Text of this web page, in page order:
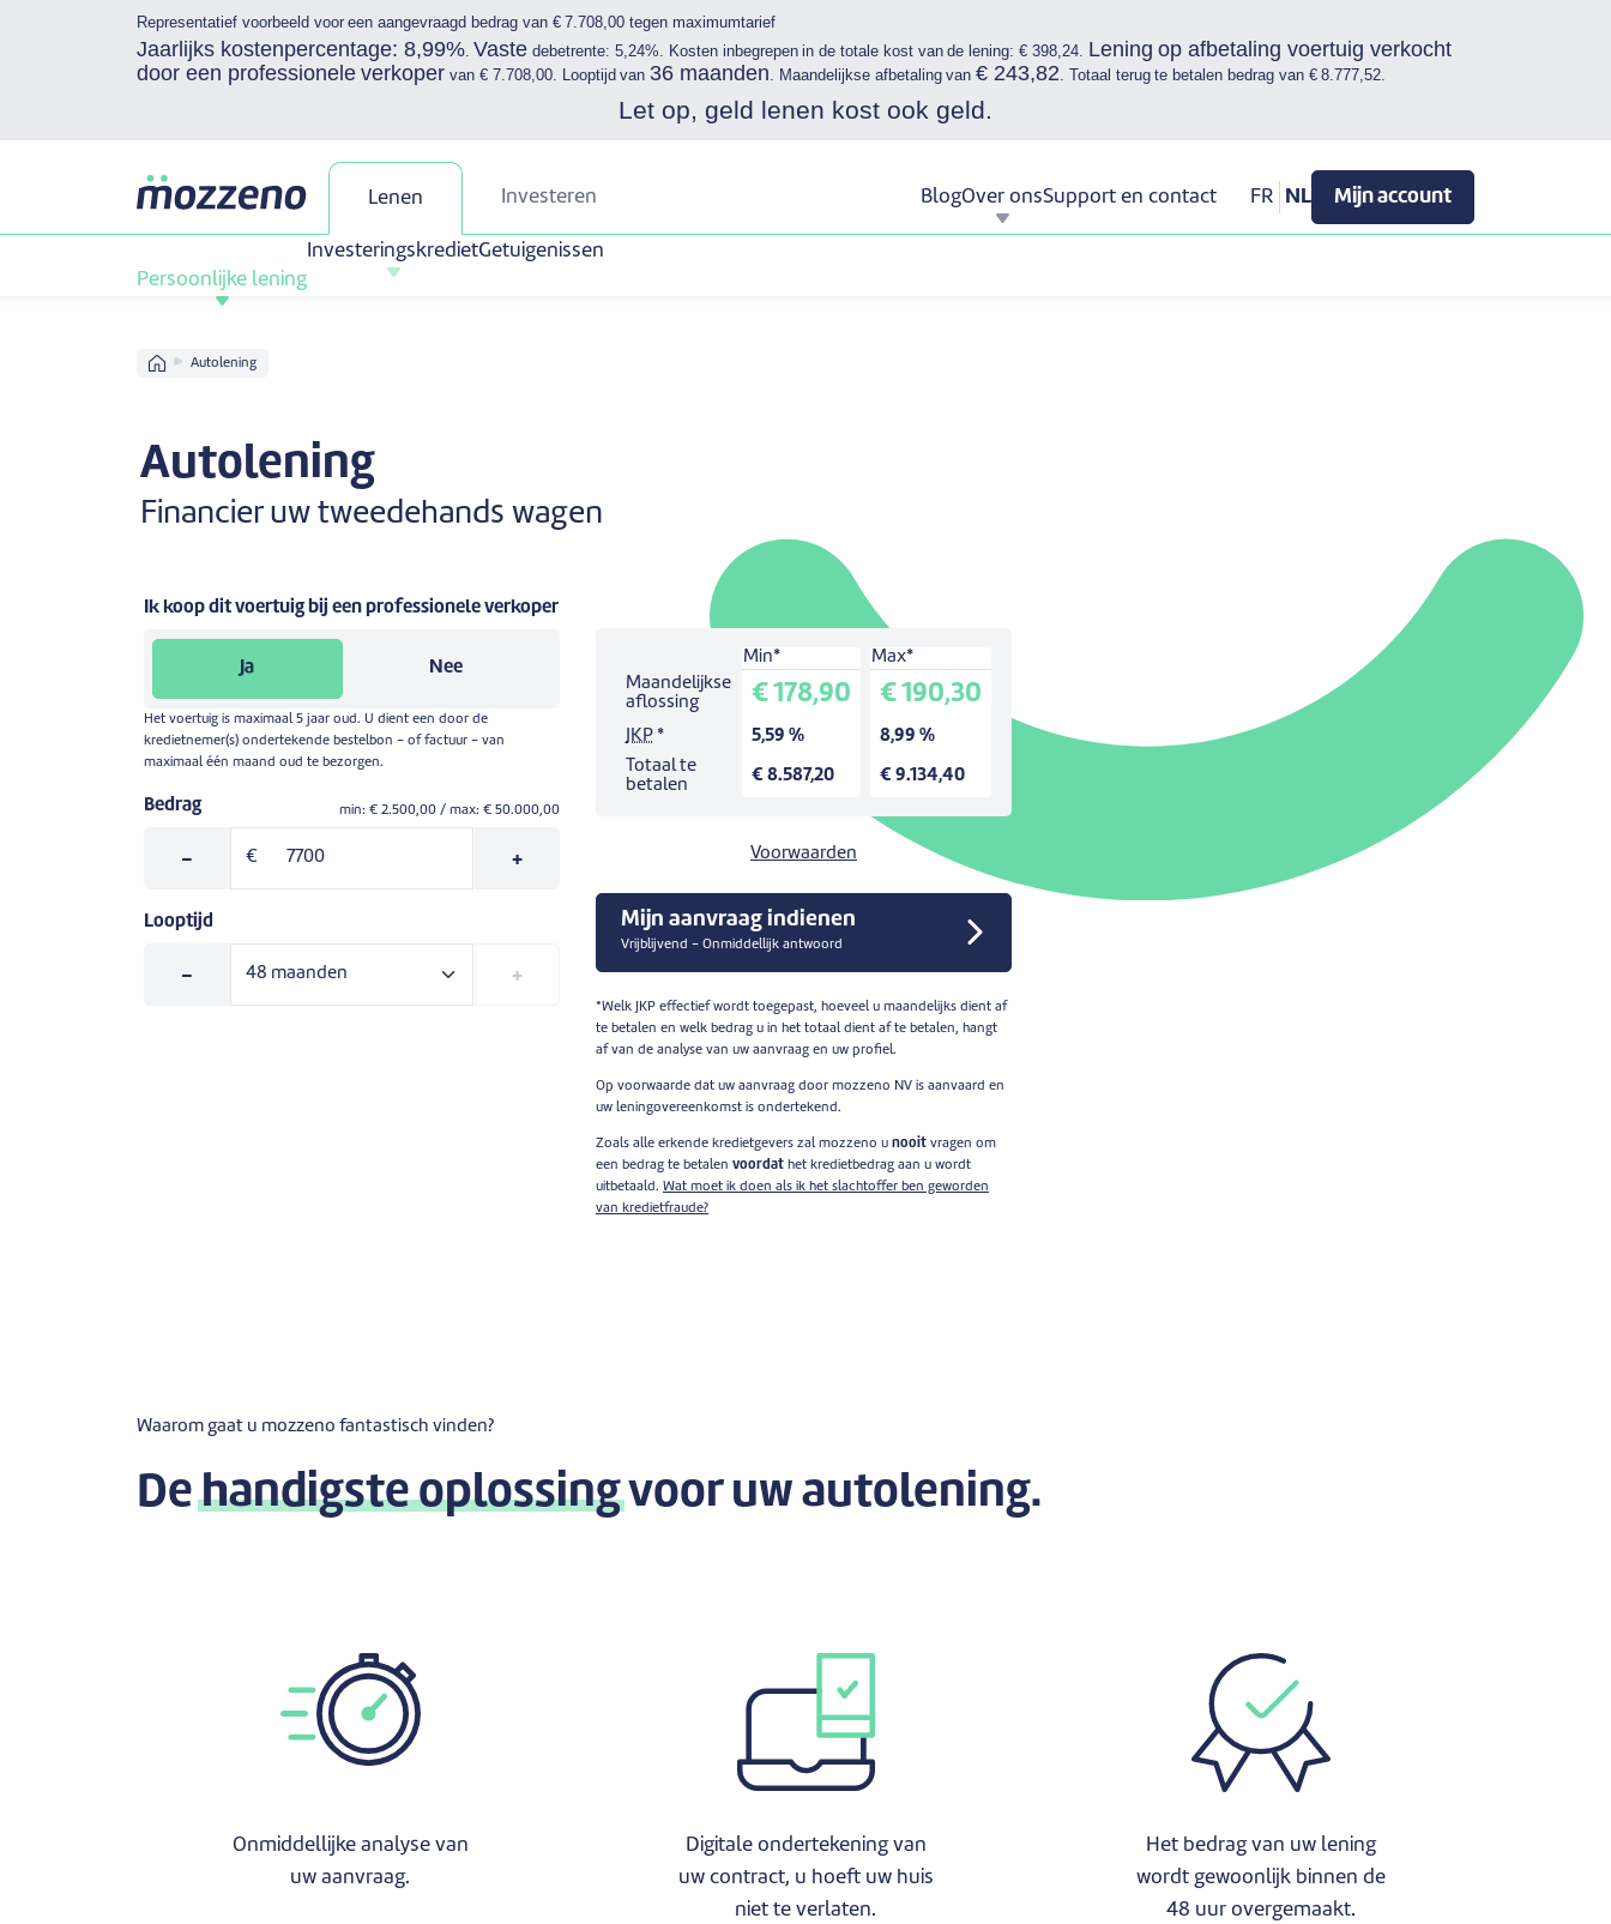
Representatief voorbeeld voor een aangevraagd bedrag van € 7.708,00 tegen maximumtarief
Jaarlijks kostenpercentage: 8,99%. Vaste debetrente: 5,24%. Kosten inbegrepen in de totale kost van de lening: € 398,24. Lening op afbetaling voertuig verkocht
door een professionele verkoper van € 7.708,00. Looptijd van 36 maanden . Maandelijkse afbetaling van€ 243,82 . Totaal terug te betalen bedrag van € 8.777,52.
Let op, geld lenen kost ook geld.
Lenen
Persoonlijke lening
InvesteringskredietGetuigenissen
Investeren BlogOver onsSupport en contact FR NL Mijn account
Home Autolening
Autolening
Financier uw tweedehands wagen
Ik koop dit voertuig bij een professionele verkoper
Ja Nee
Het voertuig is maximaal 5 jaar oud. U dient een door de
kredietnemer(s) ondertekende bestelbon - of factuur - van
maximaal één maand oud te bezorgen.
Bedrag min: € 2.500,00 / max: € 50.000,00
- € +
Looptijd
- +
Simulatie voor een lening van:
Looptijd:48 maanden.
Min*
Max*
Maandelijkse
aflossing
€ 178,90 € 190,30
JKP * 5,59 %
8,99 %
Totaal te
betalen
€ 8.587,20 € 9.134,40
Voorwaarden
Mijn aanvraag indienen
Vrijblijvend - Onmiddellijk antwoord
*Welk JKP effectief wordt toegepast, hoeveel u maandelijks dient af
te betalen en welk bedrag u in het totaal dient af te betalen, hangt
af van de analyse van uw aanvraag en uw profiel.
Op voorwaarde dat uw aanvraag door mozzeno NV is aanvaard en
uw leningovereenkomst is ondertekend.
Zoals alle erkende kredietgevers zal mozzeno u nooit vragen om
een bedrag te betalen voordat het kredietbedrag aan u wordt
uitbetaald. Wat moet ik doen als ik het slachtoffer ben geworden
van kredietfraude?
Waarom gaat u mozzeno fantastisch vinden?
Dehandigste oplossingvoor uw autolening.
Onmiddellijke analyse van
uw aanvraag.
Digitale ondertekening van
uw contract, u hoeft uw huis
niet te verlaten.
Het bedrag van uw lening
wordt gewoonlijk binnen de
48 uur overgemaakt.